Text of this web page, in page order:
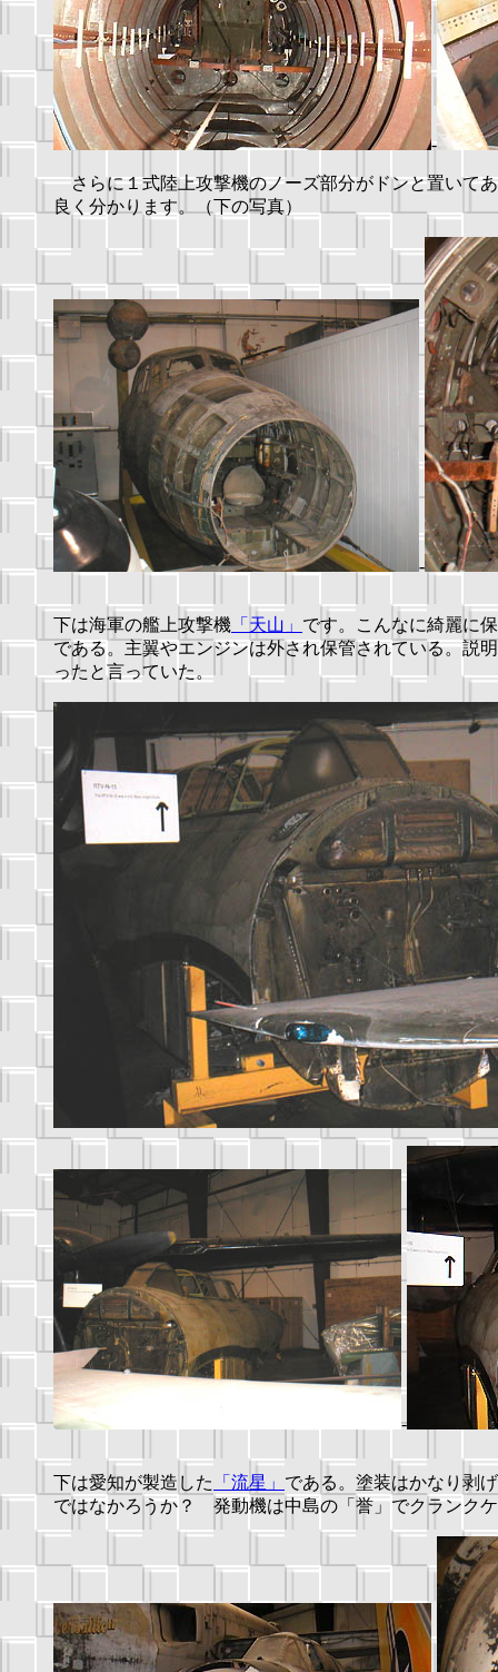
-
さらに１式陸上攻撃機のノーズ部分がドンと置いて
良く分かります。（下の写真）
-
下は海軍の艦上攻撃機 「天山」 です。こんなに綺麗に
である。主翼やエンジンは外され保管されている。説
ったと言っていた。
-
下は愛知が製造した 「流星」 である。塗装はかなり剥
ではなかろうか？ 発動機は中島の「誉」でクランク